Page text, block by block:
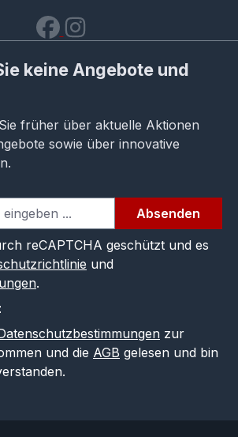
keine Angebote und
früher über aktuelle Aktionen
sowie über innovative
Absenden
reCAPTCHA geschützt und es
und
.
zur
und die AGB gelesen und bin